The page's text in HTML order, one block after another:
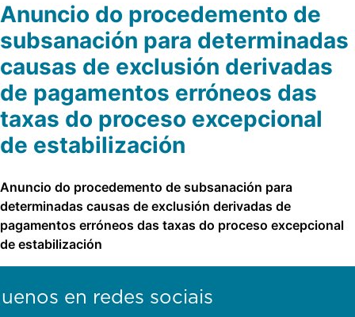
Anuncio do procedemento de
subsanación para determinadas
causas de exclusión derivadas
de pagamentos erróneos das
taxas do proceso excepcional
de estabilización
Anuncio do procedemento de subsanación para
determinadas causas de exclusión derivadas de
pagamentos erróneos das taxas do proceso excepcional
de estabilización
en redes sociais